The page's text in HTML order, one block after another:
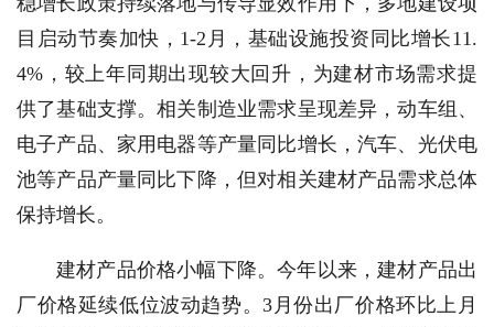
目启动节奏加快，1-2月，基础设施投资同比增长11.
4%，较上年同期出现较大回升，为建材市场需求提
供了基础支撑。相关制造业需求呈现差异，动车组、
电子产品、家用电器等产量同比增长，汽车、光伏电
池等产品产量同比下降，但对相关建材产品需求总体
保持增长。
建材产品价格小幅下降。今年以来，建材产品出
厂价格延续低位波动趋势。3月份出厂价格环比上月